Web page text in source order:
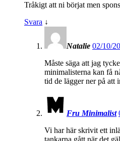
Tråkigt att ni börjat men
Svara ↓
Natalie 02/10/
Måste säga att jag
minimalisterna kan få
tid de lägger ner på att
Fru Minimalist
Vi har här skrivit ett